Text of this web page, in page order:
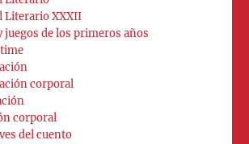
Literario XXXII
juegos de los primeros años
corporal
corporal
del cuento